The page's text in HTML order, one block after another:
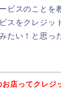
ビスのことを
スをクレジッ
たい！と思っ
店ってクレジ